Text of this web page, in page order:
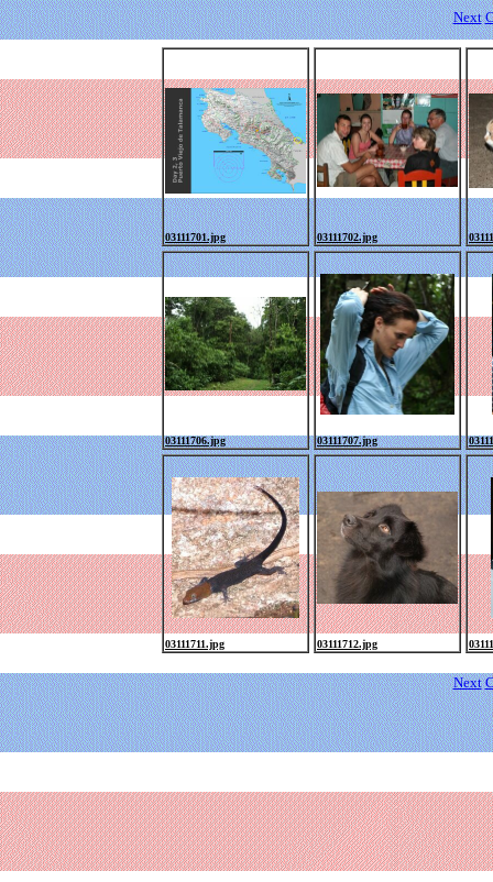
Next
03111701.jpg 03111702.jpg
03111706.jpg 03111707.jpg
03111711.jpg 03111712.jpg
Next